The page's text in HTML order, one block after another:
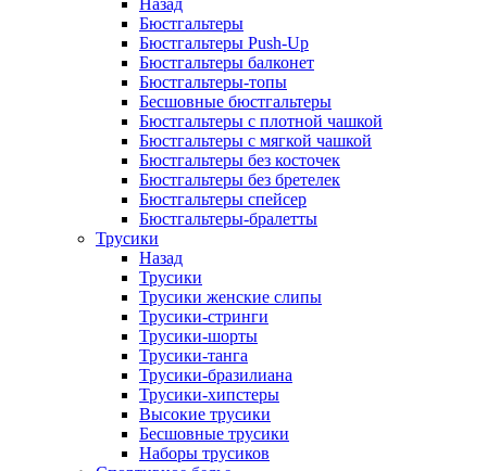
Назад
Бюстгальтеры
Бюстгальтеры Push-Up
Бюстгальтеры балконет
Бюстгальтеры-топы
Бесшовные бюстгальтеры
Бюстгальтеры с плотной чашкой
Бюстгальтеры с мягкой чашкой
Бюстгальтеры без косточек
Бюстгальтеры без бретелек
Бюстгальтеры спейсер
Бюстгальтеры-бралетты
Трусики
Назад
Трусики
Трусики женские слипы
Трусики-стринги
Трусики-шорты
Трусики-танга
Трусики-бразилиана
Трусики-хипстеры
Высокие трусики
Бесшовные трусики
Наборы трусиков